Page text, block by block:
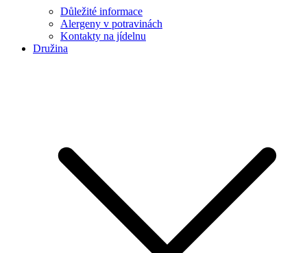
Důležité informace
Alergeny v potravinách
Kontakty na jídelnu
Družina